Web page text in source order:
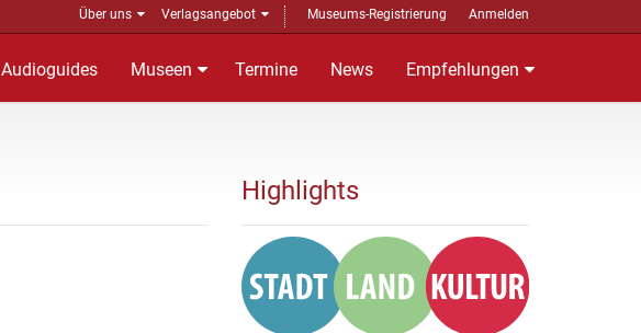
Über uns Verlagsangebot Museums-Registrierung Anmelden
Audioguides Museen Termine News Empfehlungen
Highlights